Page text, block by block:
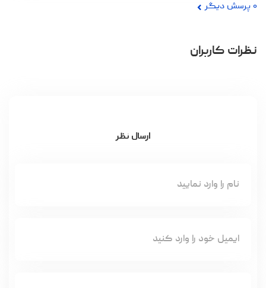
۰ پرسش دیگر
نظرات کاربران
ارسال نظر